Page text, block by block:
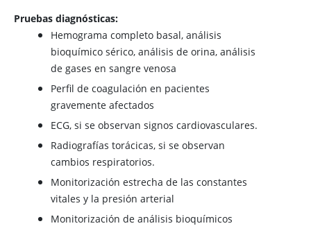
Pruebas diagnósticas:
Hemograma completo basal, análisis
bioquímico sérico, análisis de orina, análisis
de gases en sangre venosa
Perfil de coagulación en pacientes
gravemente afectados
ECG, si se observan signos cardiovasculares.
Radiografías torácicas, si se observan
cambios respiratorios.
Monitorización estrecha de las constantes
vitales y la presión arterial
Monitorización de análisis bioquímicos